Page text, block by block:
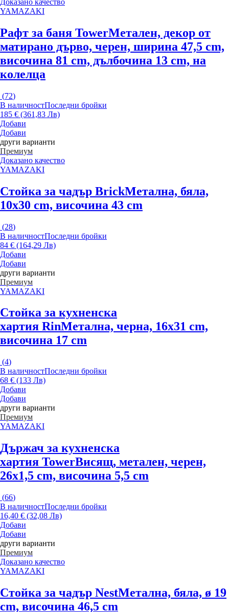
YAMAZAKI
Рафт за баня TowerМетален, декор от
матирано дърво, черен, ширина 47,5 cm,
височина 81 cm, дълбочина 13 cm, на
колелца
(72)
В наличностПоследни бройки
185 € (361,83 Лв)
Добави
Добави
други варианти
Премиум
Доказано качество
YAMAZAKI
Стойка за чадър BrickМетална, бяла,
10x30 cm, височина 43 cm
(28)
В наличностПоследни бройки
84 € (164,29 Лв)
Добави
Добави
други варианти
Премиум
YAMAZAKI
Стойка за кухненска
хартия RinМетална, черна, 16x31 cm,
височина 17 cm
(4)
В наличностПоследни бройки
68 € (133 Лв)
Добави
Добави
други варианти
Премиум
YAMAZAKI
Държач за кухненска
хартия TowerВисящ, метален, черен,
26x1,5 cm, височина 5,5 cm
(66)
В наличностПоследни бройки
16,40 € (32,08 Лв)
Добави
Добави
други варианти
Премиум
Доказано качество
YAMAZAKI
Стойка за чадър NestМетална, бяла, ø 19
cm, височина 46,5 cm